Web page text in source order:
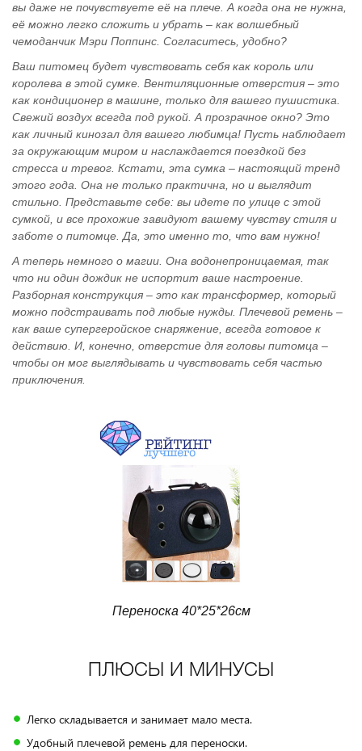
вы даже не почувствуете её на плече. А когда она не нужна,
её можно легко сложить и убрать – как волшебный
чемоданчик Мэри Поппинс. Согласитесь, удобно?
Ваш питомец будет чувствовать себя как король или
королева в этой сумке. Вентиляционные отверстия – это
как кондиционер в машине, только для вашего пушистика.
Свежий воздух всегда под рукой. А прозрачное окно? Это
как личный кинозал для вашего любимца! Пусть наблюдает
за окружающим миром и наслаждается поездкой без
стресса и тревог. Кстати, эта сумка – настоящий тренд
этого года. Она не только практична, но и выглядит
стильно. Представьте себе: вы идете по улице с этой
сумкой, и все прохожие завидуют вашему чувству стиля и
заботе о питомце. Да, это именно то, что вам нужно!
А теперь немного о магии. Она водонепроницаемая, так
что ни один дождик не испортит ваше настроение.
Разборная конструкция – это как трансформер, который
можно подстраивать под любые нужды. Плечевой ремень –
как ваше супергеройское снаряжение, всегда готовое к
действию. И, конечно, отверстие для головы питомца –
чтобы он мог выглядывать и чувствовать себя частью
приключения.
Переноска 40*25*26см
ПЛЮСЫ И МИНУСЫ
Легко складывается и занимает мало места.
Удобный плечевой ремень для переноски.